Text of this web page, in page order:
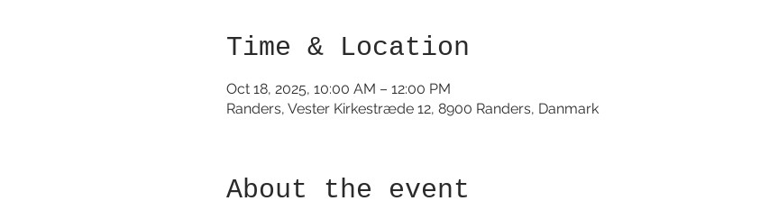
Time & Location
Oct 18, 2025, 10:00 AM – 12:00 PM
Randers, Vester Kirkestræde 12, 8900 Randers, Danmark
About the event